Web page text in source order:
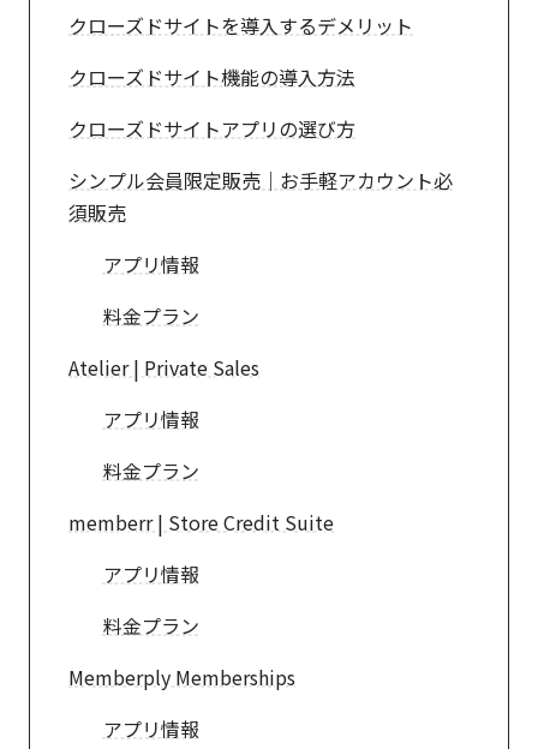
クローズドサイトを導入するデメリット
クローズドサイト機能の導入方法
クローズドサイトアプリの選び方
シンプル会員限定販売｜お手軽アカウント必
須販売
アプリ情報
料金プラン
Atelier | Private Sales
アプリ情報
料金プラン
memberr | Store Credit Suite
アプリ情報
料金プラン
Memberply Memberships
アプリ情報